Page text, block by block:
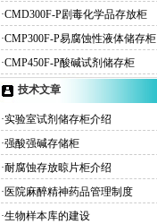
·CMD300F-P剧毒化学品存放柜
·CMP300F-P易腐蚀性液体储存柜
·CMP450F-P酸碱试剂储存柜
技术文章
·实验室试剂储存柜介绍
·强酸强碱存储柜
·耐腐蚀存放晾片柜介绍
·医院麻醉精神药品管理制度
·生物样本库的建设